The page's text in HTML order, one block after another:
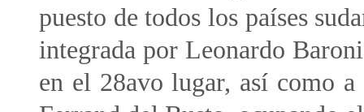
puesto de todos los países
integrada por Leonardo
en el 28avo lugar, así como